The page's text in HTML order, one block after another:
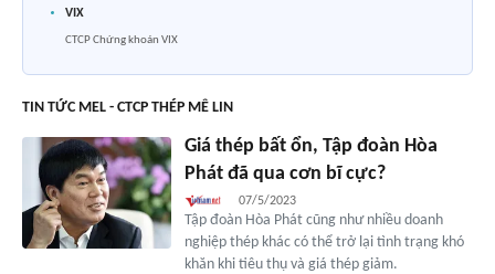
VIX
CTCP Chứng khoán VIX
TIN TỨC MEL - CTCP THÉP MÊ LIN
Giá thép bất ổn, Tập đoàn Hòa
Phát đã qua cơn bĩ cực?
07/5/2023
Tập đoàn Hòa Phát cũng như nhiều doanh
nghiệp thép khác có thể trở lại tình trạng khó
khăn khi tiêu thụ và giá thép giảm.